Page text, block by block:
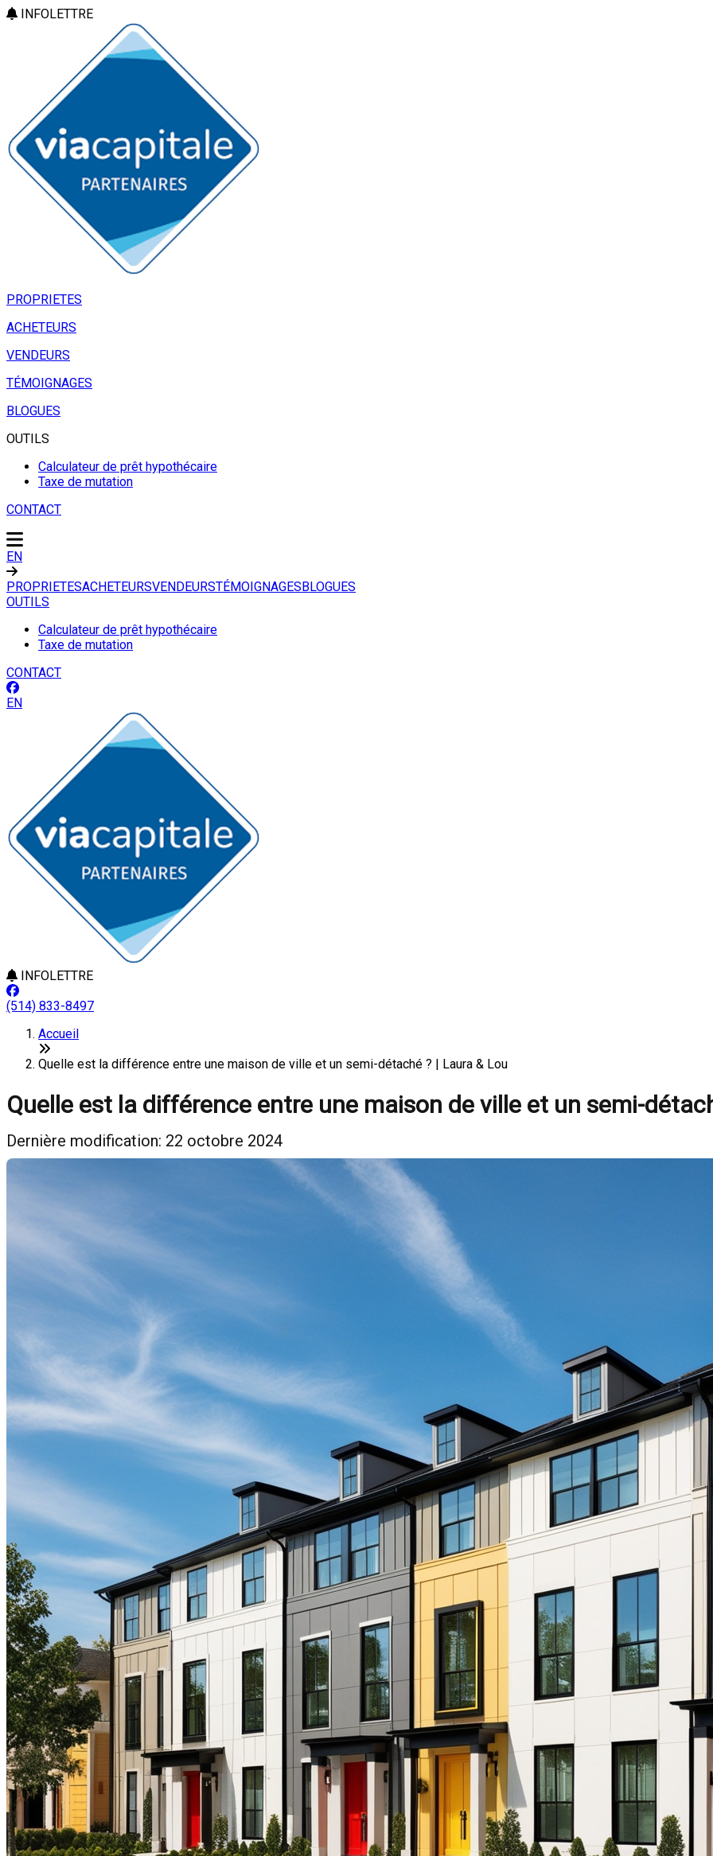
INFOLETTRE
PROPRIETES
ACHETEURS
VENDEURS
TÉMOIGNAGES
BLOGUES
OUTILS
Calculateur de prêt hypothécaire
Taxe de mutation
CONTACT
EN
PROPRIETESACHETEURSVENDEURSTÉMOIGNAGESBLOGUES
OUTILS
Calculateur de prêt hypothécaire
Taxe de mutation
CONTACT
EN
INFOLETTRE
(514) 833-8497
Accueil
Quelle est la différence entre une maison de ville et un semi-détaché ? | Laura & Lou
Quelle est la différence entre une maison de ville et un semi-
Dernière modification: 22 octobre 2024